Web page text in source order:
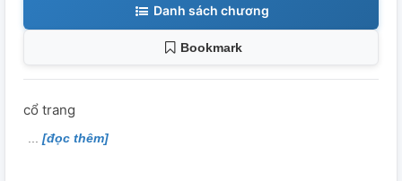
Danh sách chương
Bookmark
cổ trang
[đọc thêm]